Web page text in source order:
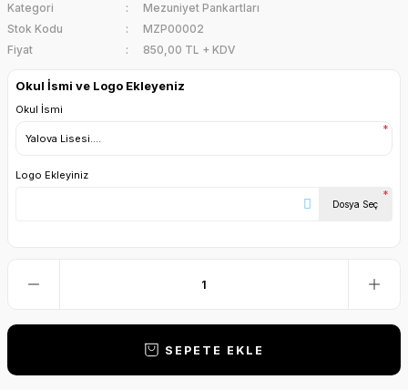
Kategori
Mezuniyet Pankartları
Stok Kodu
MZP00002
Fiyat
850,00 TL + KDV
Okul İsmi ve Logo Ekleyeniz
Okul İsmi
*
Logo Ekleyiniz
Dosya Seç
*
SEPETE EKLE